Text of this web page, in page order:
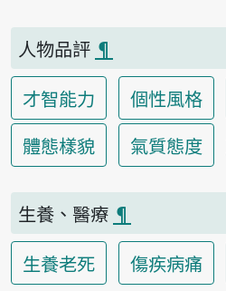
人物品評 ¶
才智能力
個性風格
體態樣貌
氣質態度
生養、醫療 ¶
生養老死
傷疾病痛